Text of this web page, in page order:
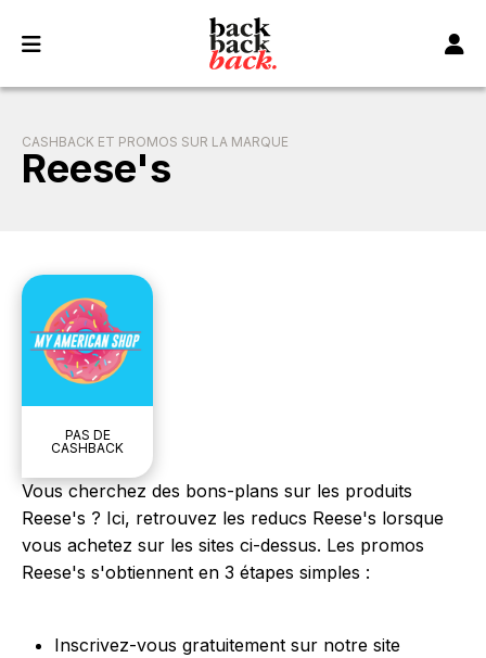
CASHBACK ET PROMOS SUR LA MARQUE
Reese's
PAS DE
CASHBACK
Vous cherchez des bons-plans sur les produits
Reese's ? Ici, retrouvez les reducs Reese's lorsque
vous achetez sur les sites ci-dessus. Les promos
Reese's s'obtiennent en 3 étapes simples :
Inscrivez-vous gratuitement sur notre site